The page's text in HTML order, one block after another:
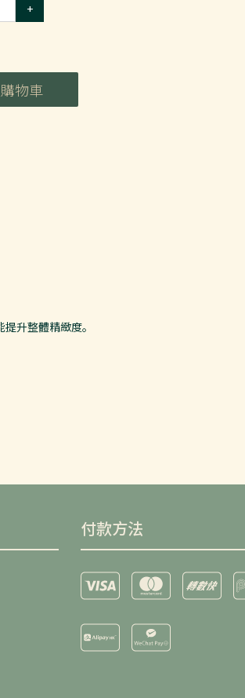
+
物車
升整體精緻度。
付款方法